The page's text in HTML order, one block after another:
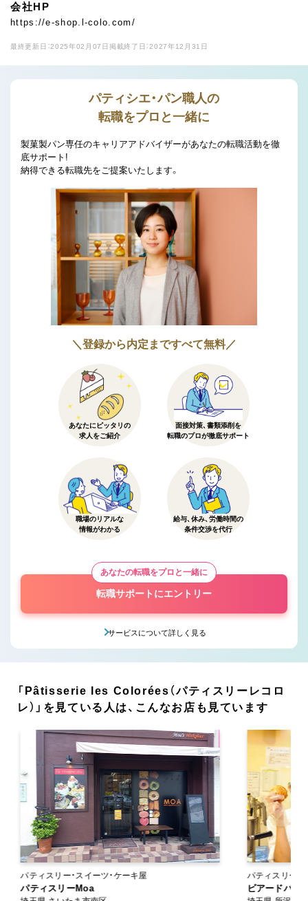
会社HP
https://e-shop.l-colo.com/
最終更新日：2025年02月07日 掲載終了日：2027年12月31日
パティシエ・パン職人の
転職をプロと一緒に
製菓製パン専任のキャリアアドバイザーがあなたの転職活動を徹
底サポート!
納得できる転職先をご提案いたします。
＼登録から内定まですべて無料／
あなたにピッタリの
求人をご紹介
面接対策、書類添削を
転職のプロが徹底サポート
職場のリアルな
情報がわかる
給与、休み、労働時間の
条件交渉を代行
あなたの転職をプロと一緒に
転職サポートにエントリー
サービスについて詳しく見る
「Pâtisserie les Colorées（パティスリーレコロ
レ）」を見ている人は、こんなお店も見ています
パティスリー・スイーツ・ケーキ屋
パティスリーMoa
パティスリー・
ビアードパパ